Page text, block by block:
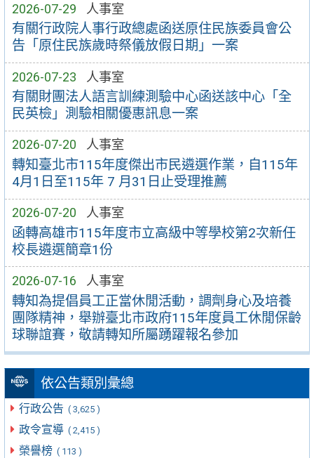
2026-07-29 人事室
有關行政院人事行政總處函送原住民族委員會公
告「原住民族歲時祭儀放假日期」一案
2026-07-23 人事室
有關財團法人語言訓練測驗中心函送該中心「全
民英檢」測驗相關優惠訊息一案
2026-07-20 人事室
轉知臺北市115年度傑出市民遴選作業，自115年
4月1日至115年 7 月31日止受理推薦
2026-07-20 人事室
函轉高雄市115年度市立高級中等學校第2次新任
校長遴選簡章1份
2026-07-16 人事室
轉知為提倡員工正當休閒活動，調劑身心及培養
團隊精神，舉辦臺北市政府115年度員工休閒保齡
球聯誼賽，敬請轉知所屬踴躍報名參加
依公告類別彙總
行政公告 ( 3,625 )
政令宣導 ( 2,415 )
榮譽榜 ( 113 )